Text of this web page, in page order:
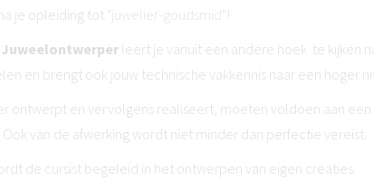
je opleiding tot "juwelier-goudsmid"!
leert je vanuit een andere hoek te kijken
en brengt ook jouw technische vakkennis naar een hoger
ontwerpt en vervolgens realiseert, moeten voldoen aan een
van de afwerking wordt niet minder dan perfectie vereist.
de cursist begeleid in het ontwerpen van eigen creaties.